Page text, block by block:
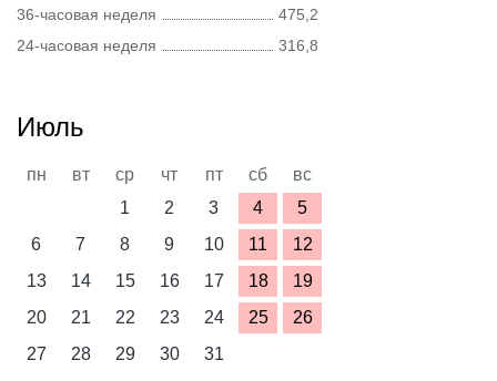
36-часовая неделя
475,2
24-часовая неделя
316,8
Июль
пн вт ср чт пт сб
вс
1
2 3 4
5
6
7 8 9 10 11
12
13
14 15 16 17 18
19
20
21 22 23 24 25
26
27
28 29 30 31